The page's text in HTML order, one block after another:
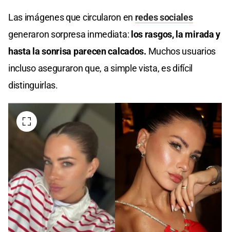
Las imágenes que circularon en redes sociales
generaron sorpresa inmediata: los rasgos, la mirada y
hasta la sonrisa parecen calcados. Muchos usuarios
incluso aseguraron que, a simple vista, es difícil
distinguirlas.